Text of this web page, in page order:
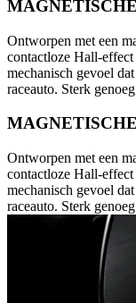
Ontworpen met een
contactloze Hall-
mechanisch gevoel
raceauto. Sterk
Ontworpen met een
contactloze Hall-
mechanisch gevoel
raceauto. Sterk